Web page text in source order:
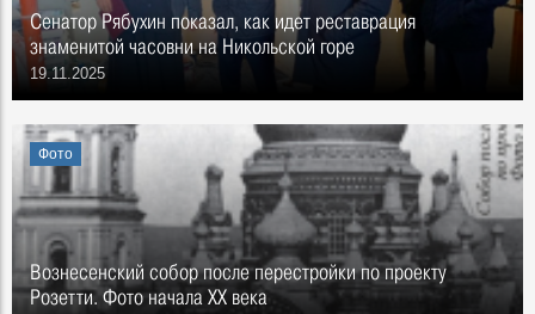
Сенатор Рябухин показал, как идет реставрация
знаменитой часовни на Никольской горе
19.11.2025
Фото
Вознесенский собор после перестройки по проекту
Розетти. Фото начала ХХ века